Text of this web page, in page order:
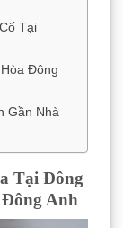
Tại
Đông
Gần Nhà
Tại Đông
Anh